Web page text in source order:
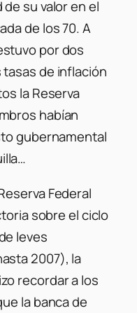
su valor en el
de los 70. A
por dos
de inflación
la Reserva
habían
gubernamental
Federal
sobre el ciclo
leves
2007), la
recordar a los
la banca de